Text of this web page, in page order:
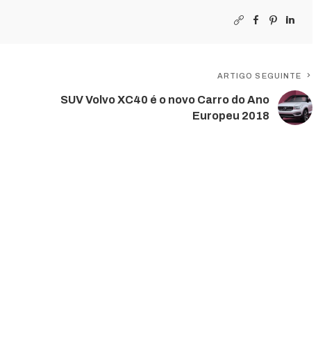
ARTIGO SEGUINTE
SUV Volvo XC40 é o novo Carro do Ano
Europeu 2018